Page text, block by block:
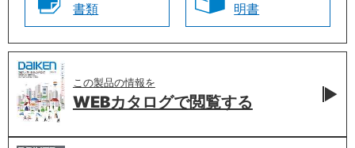
書類
明書
この製品の情報を
WEBカタログで閲覧する